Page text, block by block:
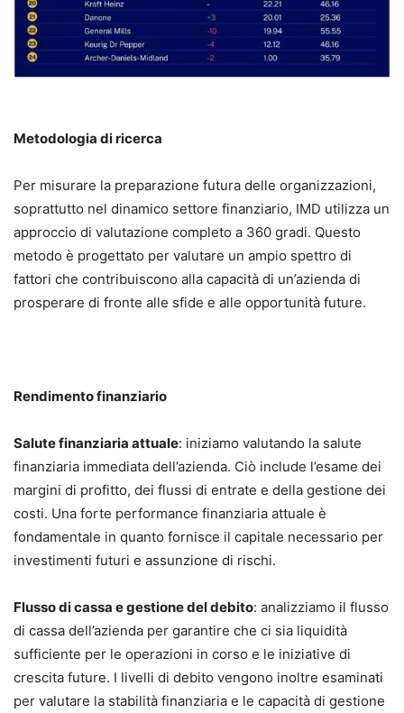
Metodologia di ricerca
Per misurare la preparazione futura delle organizzazioni,
soprattutto nel dinamico settore finanziario, IMD utilizza un
approccio di valutazione completo a 360 gradi. Questo
metodo è progettato per valutare un ampio spettro di
fattori che contribuiscono alla capacità di un’azienda di
prosperare di fronte alle sfide e alle opportunità future.
Rendimento finanziario
Salute finanziaria attuale: iniziamo valutando la salute
finanziaria immediata dell’azienda. Ciò include l’esame dei
margini di profitto, dei flussi di entrate e della gestione dei
costi. Una forte performance finanziaria attuale è
fondamentale in quanto fornisce il capitale necessario per
investimenti futuri e assunzione di rischi.
Flusso di cassa e gestione del debito: analizziamo il flusso
di cassa dell’azienda per garantire che ci sia liquidità
sufficiente per le operazioni in corso e le iniziative di
crescita future. I livelli di debito vengono inoltre esaminati
per valutare la stabilità finanziaria e le capacità di gestione